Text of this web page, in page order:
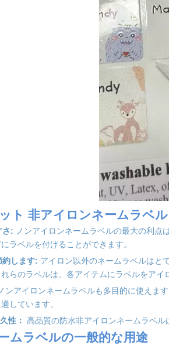
ト 非アイロンネームラベル
さ: ノンアイロンネームラベルの最大の利
ラベルを付けることができます。
約します: アイロン以外のネームラベルはと
らのラベルは、各アイテムにラベルをア
ノンアイロンネームラベルも多目的に使えま
しています。
性： 高品質の防水非アイロンネームラベル
ムラベルの一般的な用途